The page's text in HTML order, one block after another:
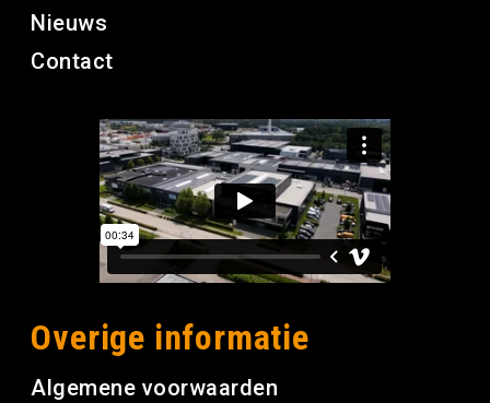
Nieuws
Contact
Overige informatie
Algemene voorwaarden